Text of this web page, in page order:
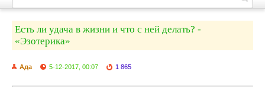
Есть ли удача в жизни и что с ней делать? -
«Эзотерика»
Ада 5-12-2017, 00:07 1 865